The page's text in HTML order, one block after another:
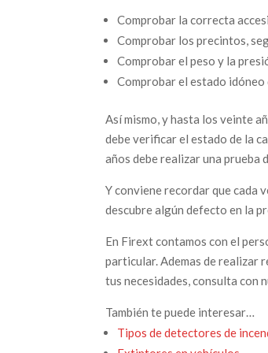
Comprobar la correcta
Comprobar los precintos,
Comprobar el peso y la
Comprobar el estado
Así mismo, y hasta los veinte
debe verificar el estado de la
años debe realizar una
Y conviene recordar que cada
descubre algún defecto en la
En Firext contamos con el
particular. Ademas de realizar
tus necesidades, consulta con
También te puede interesar…
Tipos de detectores de